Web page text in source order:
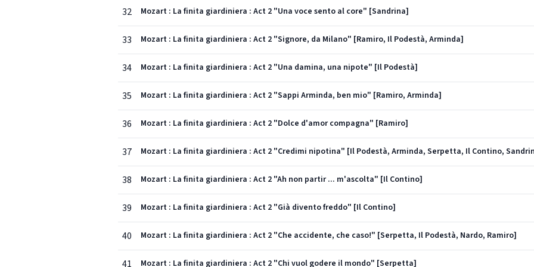
32 Mozart : La finita giardiniera : Act 2 "Una voce sento al core" [Sandrina]
33 Mozart : La finita giardiniera : Act 2 "Signore, da Milano" [Ramiro, Il Podestà, Arminda]
34 Mozart : La finita giardiniera : Act 2 "Una damina, una nipote" [Il Podestà]
35 Mozart : La finita giardiniera : Act 2 "Sappi Arminda, ben mio" [Ramiro, Arminda]
36 Mozart : La finita giardiniera : Act 2 "Dolce d'amor compagna" [Ramiro]
37 Mozart : La finita giardiniera : Act 2 "Credimi nipotina" [Il Podestà, Arminda, Serpetta, Il Contino,
38 Mozart : La finita giardiniera : Act 2 "Ah non partir ... m'ascolta" [Il Contino]
39 Mozart : La finita giardiniera : Act 2 "Già divento freddo" [Il Contino]
40 Mozart : La finita giardiniera : Act 2 "Che accidente, che caso!" [Serpetta, Il Podestà, Nardo, Ramiro]
41 Mozart : La finita giardiniera : Act 2 "Chi vuol godere il mondo" [Serpetta]